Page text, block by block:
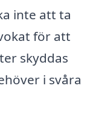
inte att ta
för att
skyddas
i svåra